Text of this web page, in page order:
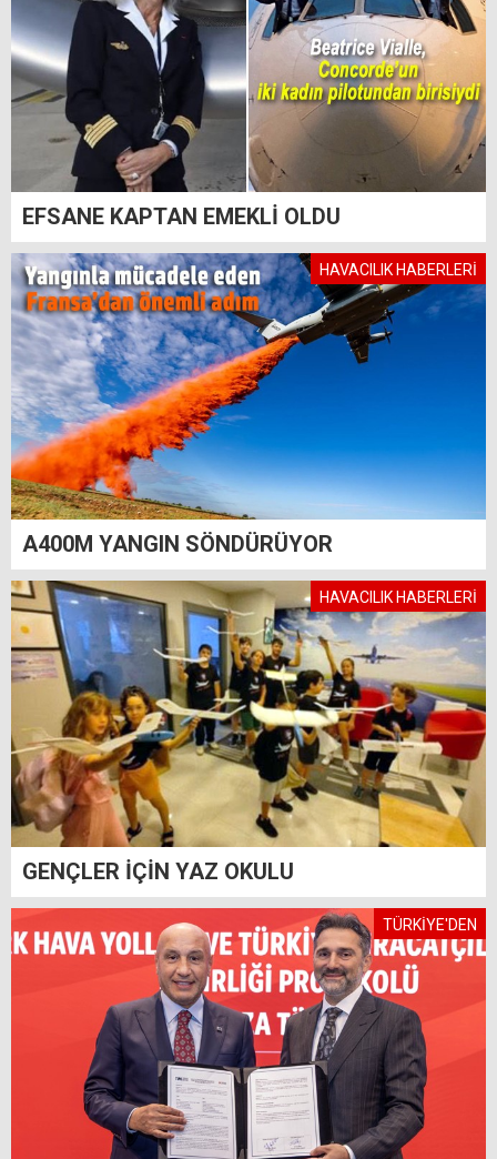
EFSANE KAPTAN EMEKLİ OLDU
HAVACILIK HABERLERİ
A400M YANGIN SÖNDÜRÜYOR
HAVACILIK HABERLERİ
GENÇLER İÇİN YAZ OKULU
TÜRKİYE'DEN